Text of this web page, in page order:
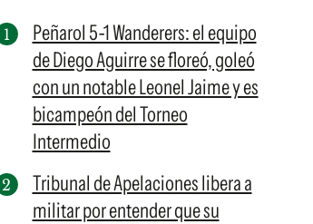
Suscribite x US$ 3,45
Peñarol 5-1 Wanderers: el equipo
de Diego Aguirre se floreó, goleó
con un notable Leonel Jaime y es
bicampeón del Torneo
Intermedio
Tribunal de Apelaciones libera a
militar por entender que su